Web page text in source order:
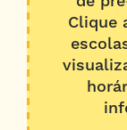
Dia
Meio dia
Dia
Clique